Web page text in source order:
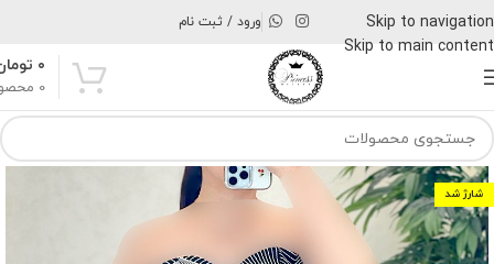
Skip to navigation
Skip to main content
ورود / ثبت نام
0
۰
شارژ شد